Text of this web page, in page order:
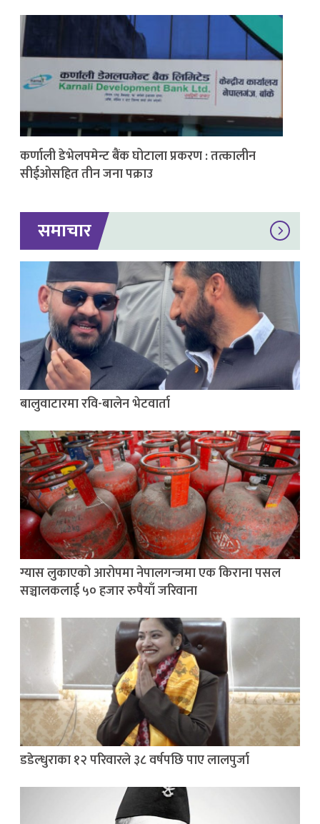
कर्णाली डेभेलपमेन्ट बैंक घोटाला प्रकरण : तत्कालीन
सीईओसहित तीन जना पक्राउ
समाचार
बालुवाटारमा रवि-बालेन भेटवार्ता
ग्यास लुकाएको आरोपमा नेपालगन्जमा एक किराना पसल
सञ्चालकलाई ५० हजार रुपैयाँ जरिवाना
डडेल्धुराका १२ परिवारले ३८ वर्षपछि पाए लालपुर्जा